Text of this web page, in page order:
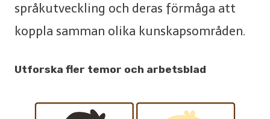
språkutveckling och deras förmåga att
koppla samman olika kunskapsområden.
Utforska fler temor och arbetsblad